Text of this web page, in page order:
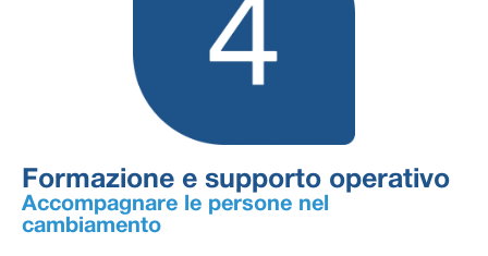
Formazione e supporto operativo
Accompagnare le persone nel
cambiamento